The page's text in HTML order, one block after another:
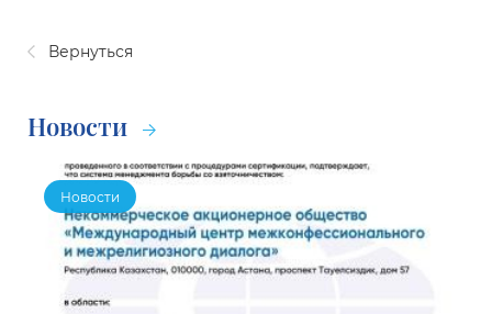
Вернуться
Новости
Новости